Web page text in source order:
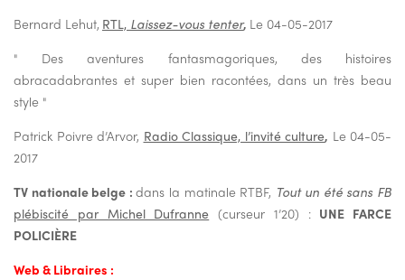
Bernard Lehut, RTL, Laissez-vous tenter, Le 04-05-2017
" Des aventures fantasmagoriques, des histoires
abracadabrantes et super bien racontées, dans un très beau
style "
Patrick Poivre d’Arvor, Radio Classique, l’invité culture, Le 04-05-
2017
TV nationale belge :dans la matinale RTBF, Tout un été sans FB
plébiscité par Michel Dufranne (curseur 1’20) : UNE FARCE
POLICIÈRE
Web & Libraires :